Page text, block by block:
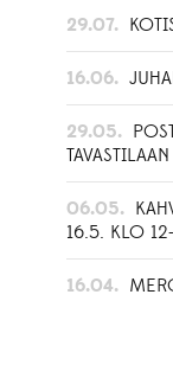
29.07.
16.06.
29.05.
06.05.
16.5. KLO
16.04.